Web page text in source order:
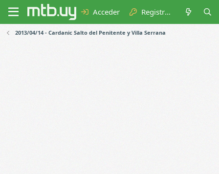
Acceder Registrarse
2013/04/14 - Cardanic Salto del Penitente y Villa Serrana